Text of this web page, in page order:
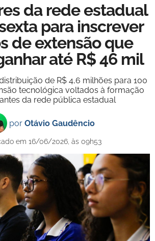
da rede estadual
para inscrever
de extensão que
até R$ 46 mil
de R$ 4,6 milhões para 100
tecnológica voltados à formação
da rede pública estadual
por Otávio Gaudêncio
em 16/06/2026, às 09h53